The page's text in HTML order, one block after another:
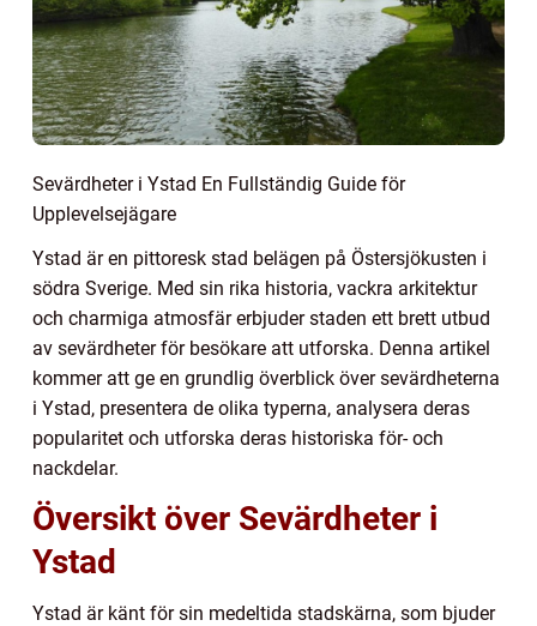
Sevärdheter i Ystad En Fullständig Guide för
Upplevelsejägare
Ystad är en pittoresk stad belägen på Östersjökusten i
södra Sverige. Med sin rika historia, vackra arkitektur
och charmiga atmosfär erbjuder staden ett brett utbud
av sevärdheter för besökare att utforska. Denna artikel
kommer att ge en grundlig överblick över sevärdheterna
i Ystad, presentera de olika typerna, analysera deras
popularitet och utforska deras historiska för- och
nackdelar.
Översikt över Sevärdheter i
Ystad
Ystad är känt för sin medeltida stadskärna, som bjuder